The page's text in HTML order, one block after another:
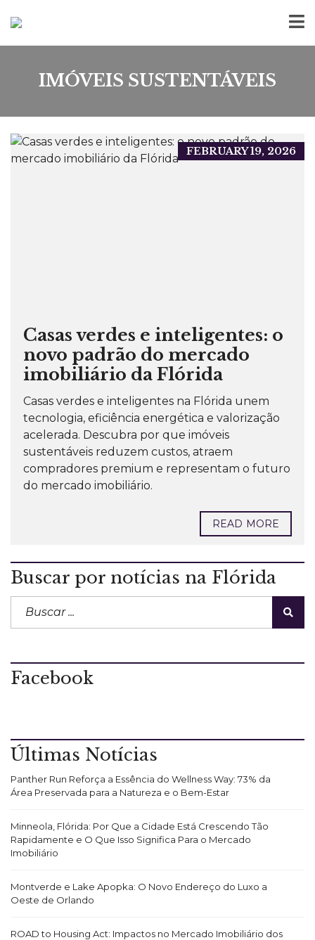
IMÓVEIS SUSTENTÁVEIS
FEBRUARY 19, 2026
Casas verdes e inteligentes: o
novo padrão do mercado
imobiliário da Flórida
Casas verdes e inteligentes na Flórida unem
tecnologia, eficiência energética e valorização
acelerada. Descubra por que imóveis
sustentáveis reduzem custos, atraem
compradores premium e representam o futuro
do mercado imobiliário.
READ MORE
Buscar por notícias na Flórida
Facebook
Últimas Notícias
Panther Run Reforça a Essência do Wellness Way: 73% da
Área Preservada para a Natureza e o Bem-Estar
Minneola, Flórida: Por Que a Cidade Está Crescendo Tão
Rapidamente e O Que Isso Significa Para o Mercado
Imobiliário
Montverde e Lake Apopka: O Novo Endereço do Luxo a
Oeste de Orlando
ROAD to Housing Act: Impactos no Mercado Imobiliário dos